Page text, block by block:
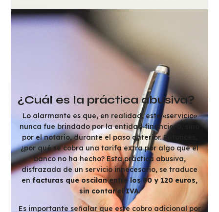
¿Cuál es la práctica abusiva?
Lo alarmante es que, en realidad, este «servicio»
nunca fue brindado por la entidad financiera, sino
por el notario, durante el paso anterior. Entonces,
¿por qué se cobra una tarifa extra por algo que el
banco no ha hecho? Esta práctica abusiva,
disfrazada de un servicio innecesario, se traduce
en facturas que oscilan entre los 80 y 120 euros,
sin contar el IVA.
Es importante señalar que este cobro adicional por